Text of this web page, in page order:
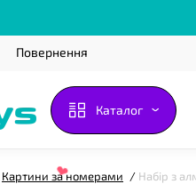
Повернення
Каталог
Картини за номерами Набір з